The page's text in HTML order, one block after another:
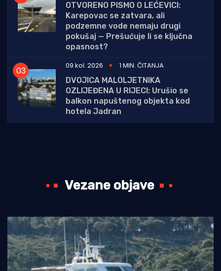
OTVORENO PISMO O LEĆEVICI:
Karepovac se zatvara, ali
podzemne vode nemaju drugi
pokušaj — Prešućuje li se ključna
opasnost?
09 kol. 2026
1 MIN. ČITANJA
DVOJICA MALOLJETNIKA
OZLIJEĐENA U RIJECI: Urušio se
balkon napuštenog objekta kod
hotela Jadran
Vezane objave